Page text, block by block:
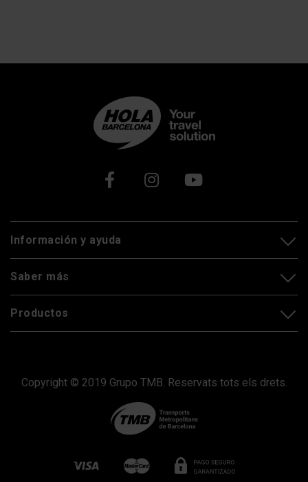
Xarxes socials
Información y ayuda
Saber más
Productos
Copyright © 2019 Grupo TMB. Reservats tots els drets.